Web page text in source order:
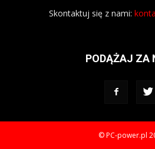
Skontaktuj się z nami:
PODĄŻAJ ZA
© PC-power.pl